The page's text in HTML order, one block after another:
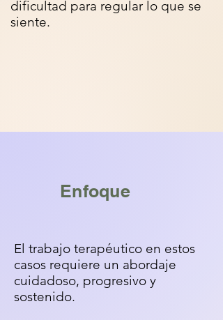
dificultad para regular lo que se
siente.
Enfoque
El trabajo terapéutico en estos
casos requiere un abordaje
cuidadoso, progresivo y
sostenido.